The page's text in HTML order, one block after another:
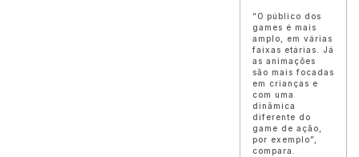
“O público dos
games é mais
amplo, em várias
faixas etárias. Já
as animações
são mais focadas
em crianças e
com uma
dinâmica
diferente do
game de ação,
por exemplo”,
compara.